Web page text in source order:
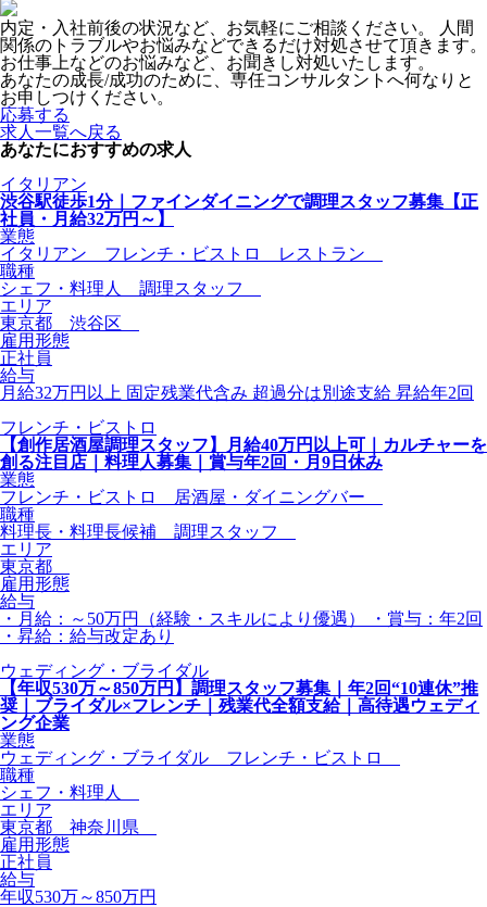
内定・入社前後の状況など、お気軽にご相談ください。 人間
関係のトラブルやお悩みなどできるだけ対処させて頂きます。
お仕事上などのお悩みなど、お聞きし対処いたします。
あなたの成長/成功のために、専任コンサルタントへ何なりと
お申しつけください。
応募する
求人一覧へ戻る
あなたにおすすめの求人
イタリアン
渋谷駅徒歩1分｜ファインダイニングで調理スタッフ募集【正
社員・月給32万円～】
業態
イタリアン フレンチ・ビストロ レストラン
職種
シェフ・料理人 調理スタッフ
エリア
東京都 渋谷区
雇用形態
正社員
給与
月給32万円以上 固定残業代含み 超過分は別途支給 昇給年2回
フレンチ・ビストロ
【創作居酒屋調理スタッフ】月給40万円以上可｜カルチャーを
創る注目店｜料理人募集｜賞与年2回・月9日休み
業態
フレンチ・ビストロ 居酒屋・ダイニングバー
職種
料理長・料理長候補 調理スタッフ
エリア
東京都
雇用形態
給与
・月給：～50万円（経験・スキルにより優遇） ・賞与：年2回
・昇給：給与改定あり
ウェディング・ブライダル
【年収530万～850万円】調理スタッフ募集｜年2回“10連休”推
奨｜ブライダル×フレンチ｜残業代全額支給｜高待遇ウェディ
ング企業
業態
ウェディング・ブライダル フレンチ・ビストロ
職種
シェフ・料理人
エリア
東京都 神奈川県
雇用形態
正社員
給与
年収530万～850万円